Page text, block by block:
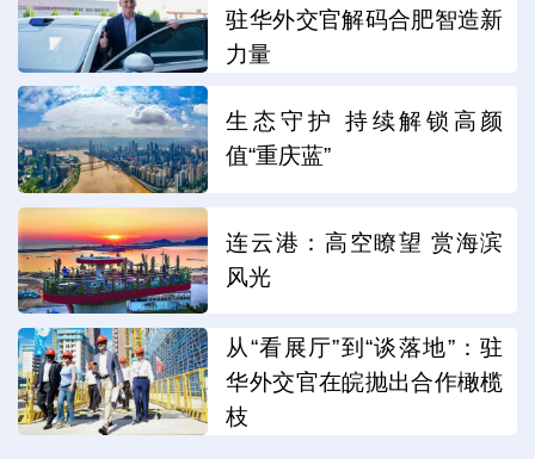
驻华外交官解码合肥智造新
力量
生态守护 持续解锁高颜
值“重庆蓝”
连云港：高空瞭望 赏海滨
风光
从“看展厅”到“谈落地”：驻
华外交官在皖抛出合作橄榄
枝